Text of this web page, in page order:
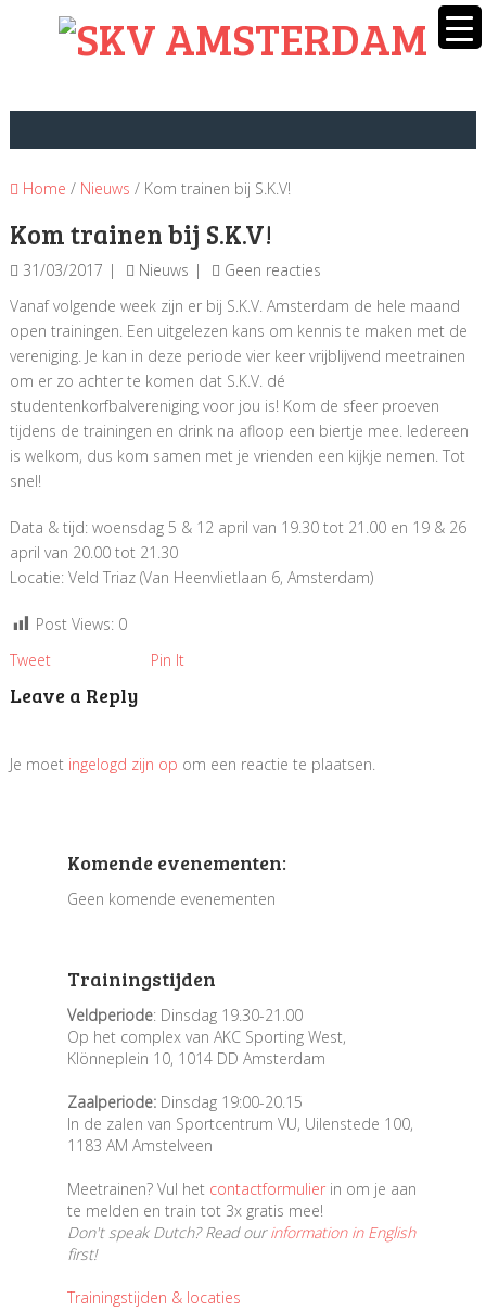
Home / Nieuws / Kom trainen bij S.K.V!
Kom trainen bij S.K.V!
31/03/2017 Nieuws
Geen reacties
Vanaf volgende week zijn er bij S.K.V. Amsterdam de hele maand
open trainingen. Een uitgelezen kans om kennis te maken met de
vereniging. Je kan in deze periode vier keer vrijblijvend meetrainen
om er zo achter te komen dat S.K.V. dé
studentenkorfbalvereniging voor jou is! Kom de sfeer proeven
tijdens de trainingen en drink na afloop een biertje mee. Iedereen
is welkom, dus kom samen met je vrienden een kijkje nemen. Tot
snel!
Data & tijd: woensdag 5 & 12 april van 19.30 tot 21.00 en 19 & 26
april van 20.00 tot 21.30
Locatie: Veld Triaz (Van Heenvlietlaan 6, Amsterdam)
Post Views: 0
Tweet
Pin It
Leave a Reply
Je moet ingelogd zijn op om een reactie te plaatsen.
Komende evenementen:
Geen komende evenementen
Trainingstijden
Veldperiode: Dinsdag 19.30-21.00
Op het complex van AKC Sporting West,
Klönneplein 10, 1014 DD Amsterdam
Zaalperiode:Dinsdag 19:00-20.15
In de zalen van Sportcentrum VU, Uilenstede 100,
1183 AM Amstelveen
Meetrainen? Vul het contactformulierin om je aan
te melden en train tot 3x gratis mee!
Don't speak Dutch? Read ourinformation in English
first!
Trainingstijden & locaties